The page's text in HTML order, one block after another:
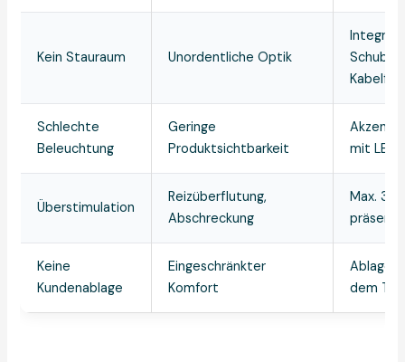
Kein Stauraum Unordentliche Optik
Schlechte
Beleuchtung
Geringe
Produktsichtbarkeit
mit LED
Überstimulation
Reizüberflutung,
Abschreckung
Max.
Keine
Kundenablage
Eingeschränkter
Komfort
dem